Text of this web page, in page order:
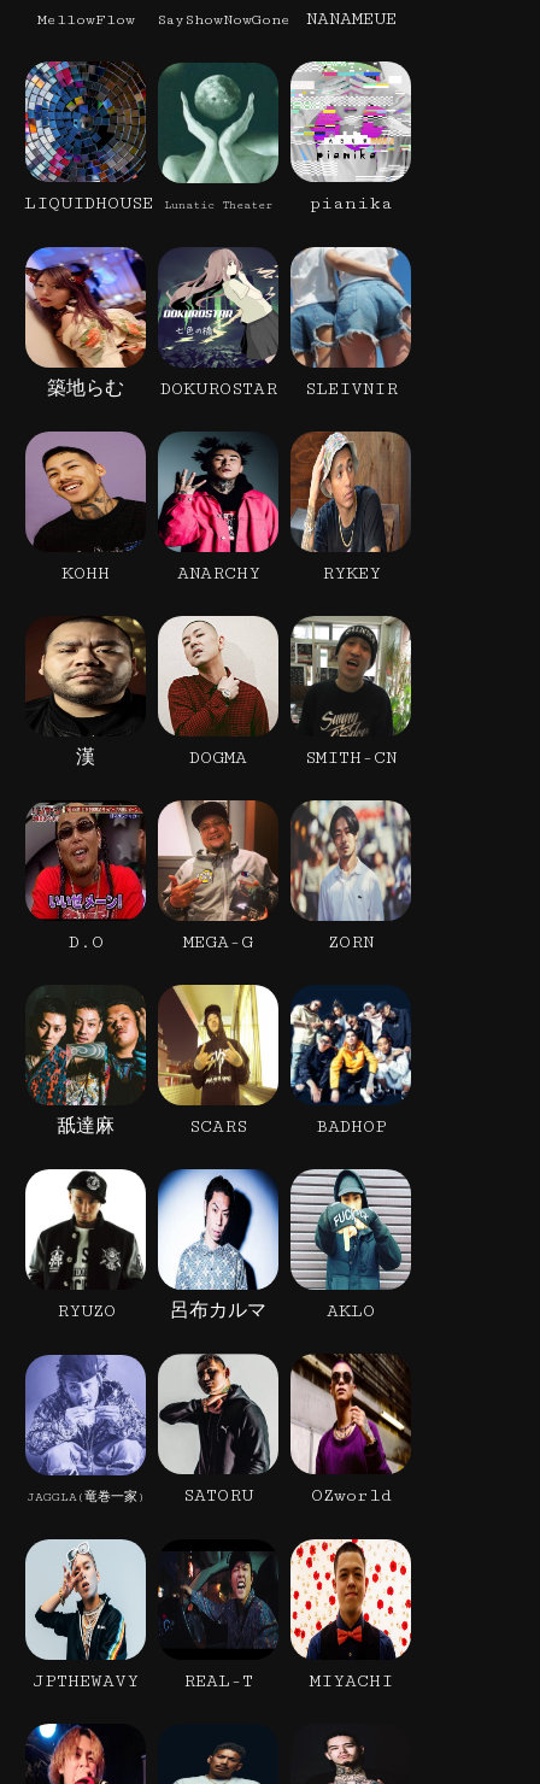
MellowFlow SayShowNowGone NANAMEUE
LIQUIDHOUSE Lunatic Theater pianika
築地らむ DOKUROSTAR SLEIVNIR
KOHH ANARCHY RYKEY
漢 DOGMA SMITH-CN
D.O MEGA-G ZORN
舐達麻 SCARS BADHOP
RYUZO 呂布カルマ AKLO
JAGGLA(竜巻一家) SATORU OZworld
JPTHEWAVY REAL-T MIYACHI